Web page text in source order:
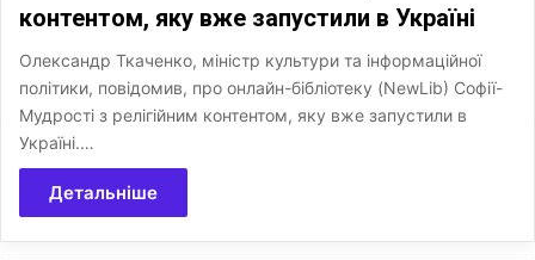
контентом, яку вже запустили в Україні
Олександр Ткаченко, міністр культури та інформаційної
політики, повідомив, про онлайн-бібліотеку (NewLib) Софії-
Мудрості з релігійним контентом, яку вже запустили в
Україні.…
Детальніше